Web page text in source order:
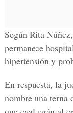
Según Rita
permanece
hipertensión y
En respuesta, la
nombre una terna